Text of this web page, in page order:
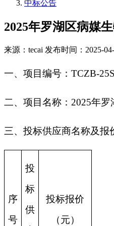
中标公告
2025年罗湖区病媒
来源：tecai 发布时间：2025-
一、项目编号：TCZB-
二、项目名称：2025年
三、投标供应商名称及报
序
号
投
标
供
投标报价
（元）